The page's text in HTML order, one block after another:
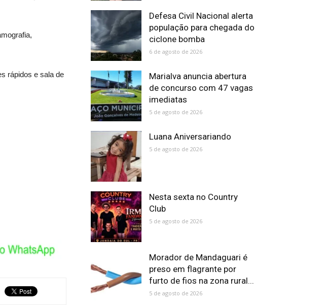
rápidos e sala de
Defesa Civil Nacional alerta
população para chegada do
ciclone bomba
6 de agosto de 2026
Marialva anuncia abertura
de concurso com 47 vagas
imediatas
5 de agosto de 2026
Luana Aniversariando
5 de agosto de 2026
Nesta sexta no Country
Club
5 de agosto de 2026
Morador de Mandaguari é
preso em flagrante por
furto de fios na zona rural...
5 de agosto de 2026